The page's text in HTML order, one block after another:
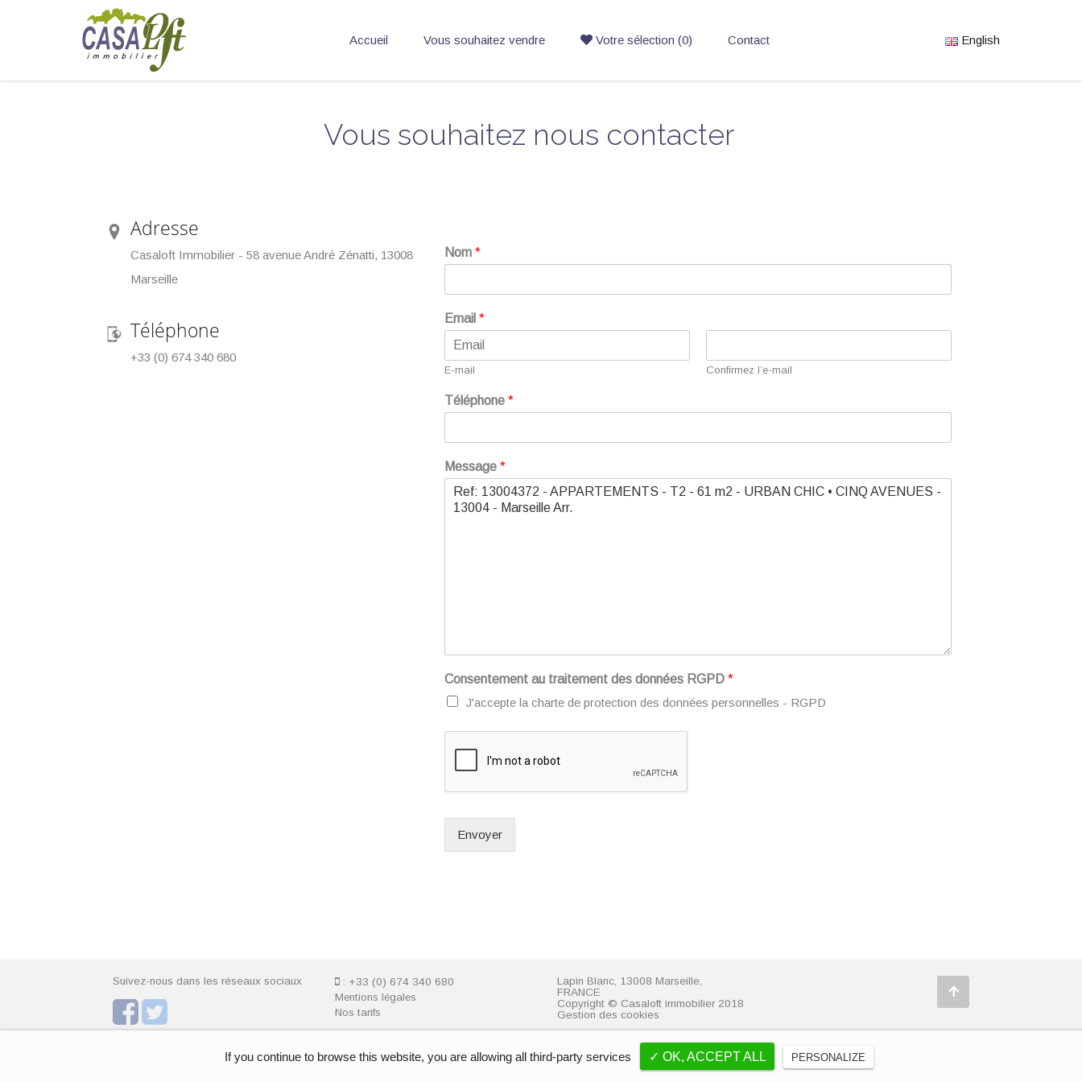
Accueil Vous souhaitez vendre Votre sélection (0) Contact English
Vous souhaitez nous contacter
Adresse
Casaloft Immobilier - 58 avenue André Zénatti, 13008
Marseille
Téléphone
+33 (0) 674 340 680
Nom *
Email *
E-mail Confirmez l’e-mail
Téléphone *
Message *
Consentement au traitement des données RGPD *
J'accepte la charte de protection des données personnelles - RGPD
Envoyer
Suivez-nous dans les réseaux sociaux
: +33 (0) 674 340 680
Mentions légales
Nos tarifs
Lapin Blanc, 13008 Marseille,
FRANCE
Copyright © Casaloft immobilier 2018
Gestion des cookies
If you continue to browse this website, you are allowing all third-party services ✓ OK, ACCEPT ALL PERSONALIZE